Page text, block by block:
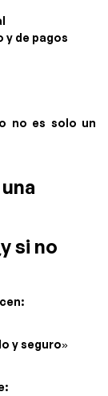
y de pagos
no es solo un
si no
y seguro»